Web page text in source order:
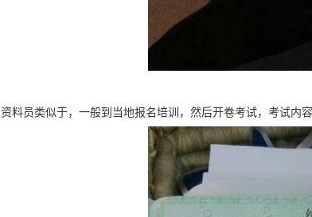
资料员类似于，一般到当地报名培训，然后开卷考试，考试内